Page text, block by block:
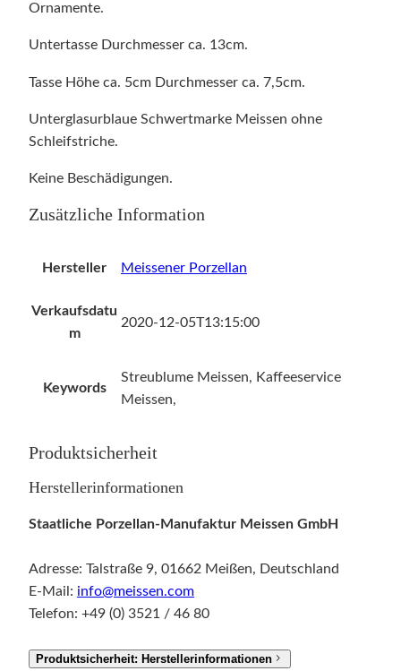
Ornamente.
Untertasse Durchmesser ca. 13cm.
Tasse Höhe ca. 5cm Durchmesser ca. 7,5cm.
Unterglasurblaue Schwertmarke Meissen ohne
Schleifstriche.
Keine Beschädigungen.
Zusätzliche Information
Hersteller Meissener Porzellan
Verkaufsdatu
m
2020-12-05T13:15:00
Keywords
Streublume Meissen, Kaffeeservice
Meissen,
Produktsicherheit
Herstellerinformationen
Staatliche Porzellan-Manufaktur Meissen GmbH
Adresse: Talstraße 9, 01662 Meißen, Deutschland
E-Mail: info@meissen.com
Telefon: +49 (0) 3521 / 46 80
Produktsicherheit: Herstellerinformationen